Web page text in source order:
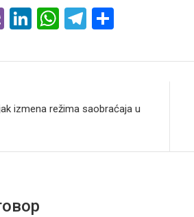
Vi
er
Li
ke
n
W
at
A
p
T
e
a
ar
izmena režima saobraćaja u